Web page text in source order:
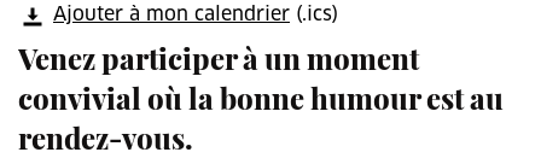
Ajouter à mon calendrier (.ics)
Venez participer à un moment
convivial où la bonne humour est au
rendez-vous.